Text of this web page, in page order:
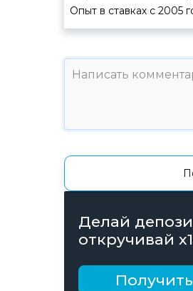
Опыт в ставках с 2005
Делай
откручивай
рублей